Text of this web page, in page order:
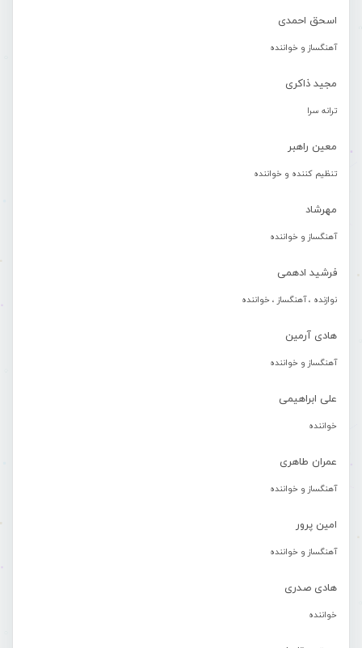
اسحق احمدی
آهنگساز و خواننده
مجید ذاکری
ترانه سرا
معین راهبر
تنظیم کننده و خواننده
مهرشاد
آهنگساز و خواننده
فرشید ادهمی
نوازنده ، آهنگساز ، خواننده
هادی آرمین
آهنگساز و خواننده
علی ابراهیمی
خواننده
عمران طاهری
آهنگساز و خواننده
امین پرور
آهنگساز و خواننده
هادی صدری
خواننده